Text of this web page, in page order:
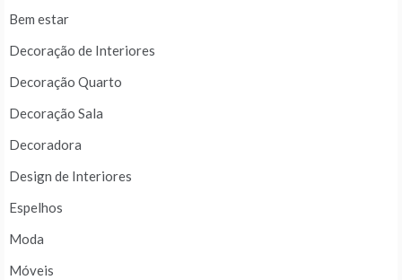
Bem estar
Decoração de Interiores
Decoração Quarto
Decoração Sala
Decoradora
Design de Interiores
Espelhos
Moda
Móveis